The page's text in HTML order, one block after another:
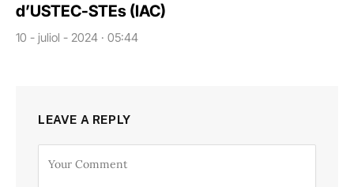
d’USTEC-STEs (IAC)
10 - juliol - 2024 · 05:44
LEAVE A REPLY